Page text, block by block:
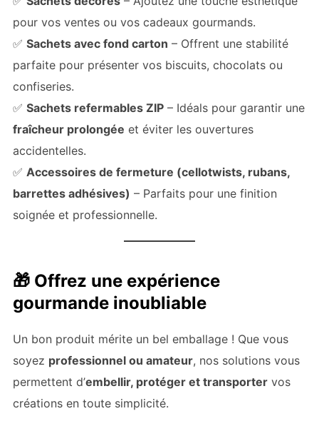
pour vos ventes ou vos cadeaux gourmands.
✅ Sachets avec fond carton – Offrent une stabilité
parfaite pour présenter vos biscuits, chocolats ou
confiseries.
✅ Sachets refermables ZIP– Idéals pour garantir une
fraîcheur prolongée et éviter les ouvertures
accidentelles.
✅ Accessoires de fermeture (cellotwists, rubans,
barrettes adhésives) – Parfaits pour une finition
soignée et professionnelle.
🎁 Offrez une expérience
gourmande inoubliable
Un bon produit mérite un bel emballage ! Que vous
soyez professionnel ou amateur, nos solutions vous
permettent d’embellir, protéger et transportervos
créations en toute simplicité.